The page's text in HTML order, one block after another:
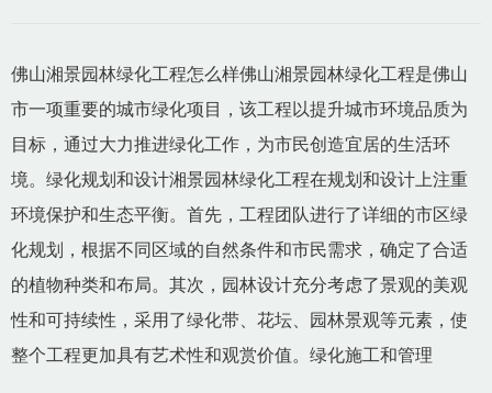
佛山湘景园林绿化工程怎么样佛山湘景园林绿化工程是佛山
市一项重要的城市绿化项目，该工程以提升城市环境品质为
目标，通过大力推进绿化工作，为市民创造宜居的生活环
境。绿化规划和设计湘景园林绿化工程在规划和设计上注重
环境保护和生态平衡。首先，工程团队进行了详细的市区绿
化规划，根据不同区域的自然条件和市民需求，确定了合适
的植物种类和布局。其次，园林设计充分考虑了景观的美观
性和可持续性，采用了绿化带、花坛、园林景观等元素，使
整个工程更加具有艺术性和观赏价值。绿化施工和管理